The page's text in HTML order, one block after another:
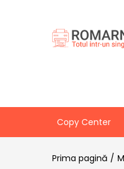
Copy Center
Prima pagină